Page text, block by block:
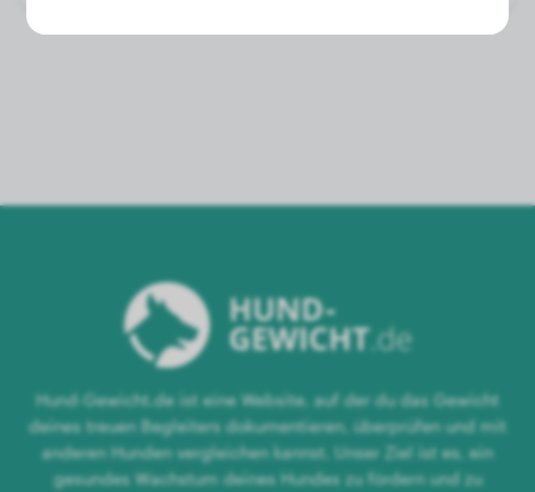
Hund-Gewicht.de ist eine Website, auf der du das Gewicht
deines treuen Begleiters dokumentieren, überprüfen und mit
anderen Hunden vergleichen kannst. Unser Ziel ist es, ein
gesundes Wachstum deines Hundes zu fördern und zu